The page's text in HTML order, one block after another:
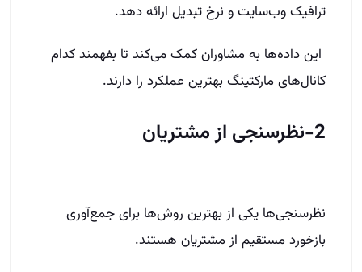
ترافیک وب‌سایت و نرخ تبدیل ارائه دهد.
این داده‌ها به مشاوران کمک می‌کند تا بفهمند کدام
کانال‌های مارکتینگ بهترین عملکرد را دارند.
2-نظرسنجی از مشتریان
نظرسنجی‌ها یکی از بهترین روش‌ها برای جمع‌آوری
بازخورد مستقیم از مشتریان هستند.